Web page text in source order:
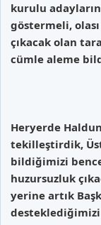
kurulu
göstermeli,
çıkacak olan
cümle aleme
Heryerde
tekilleştirdik,
bildiğimizi
huzursuzluk
yerine artık